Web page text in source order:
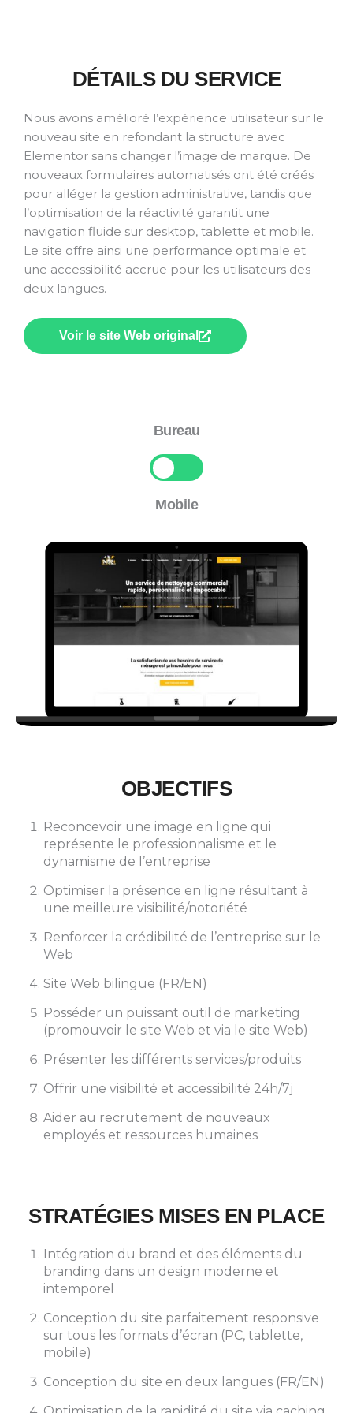
DÉTAILS DU SERVICE
Nous avons amélioré l’expérience utilisateur sur le
nouveau site en refondant la structure avec
Elementor sans changer l’image de marque. De
nouveaux formulaires automatisés ont été créés
pour alléger la gestion administrative, tandis que
l’optimisation de la réactivité garantit une
navigation fluide sur desktop, tablette et mobile.
Le site offre ainsi une performance optimale et
une accessibilité accrue pour les utilisateurs des
deux langues.
Voir le site Web original
Bureau
Mobile
OBJECTIFS
Reconcevoir une image en ligne qui
représente le professionnalisme et le
dynamisme de l’entreprise
Optimiser la présence en ligne résultant à
une meilleure visibilité/notoriété
Renforcer la crédibilité de l’entreprise sur le
Web
Site Web bilingue (FR/EN)
Posséder un puissant outil de marketing
(promouvoir le site Web et via le site Web)
Présenter les différents services/produits
Offrir une visibilité et accessibilité 24h/7j
Aider au recrutement de nouveaux
employés et ressources humaines
STRATÉGIES MISES EN PLACE
Intégration du brand et des éléments du
branding dans un design moderne et
intemporel
Conception du site parfaitement responsive
sur tous les formats d’écran (PC, tablette,
mobile)
Conception du site en deux langues (FR/EN)